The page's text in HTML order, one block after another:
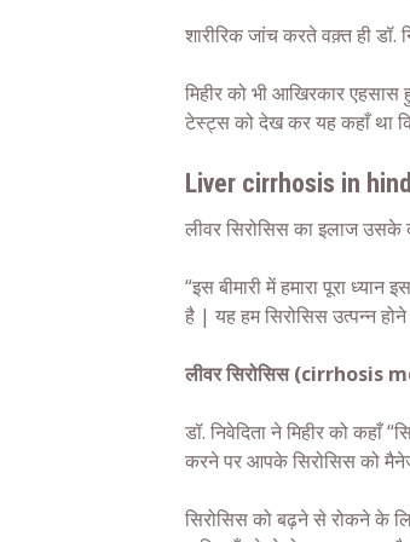
शारीरिक जांच करते वक़्त ही
मिहीर को भी आखिरकार
टेस्ट्स को देख कर यह कहाँ था
Liver cirrhosis in
लीवर सिरोसिस का इलाज उसके
“इस बीमारी में हमारा पूरा
है | यह हम सिरोसिस उत्पन्न
लीवर सिरोसिस (cirrhosis
डॉ. निवेदिता ने मिहीर को
करने पर आपके सिरोसिस को
सिरोसिस को बढ़ने से रोकने के